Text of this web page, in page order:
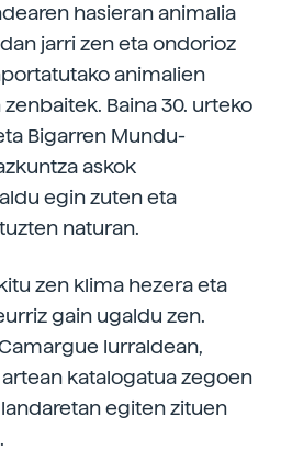
hasieran animalia
jarri zen eta ondorioz
animalien
Baina 30. urteko
Bigarren Mundu-
askok
egin zuten eta
naturan.
zen klima hezera eta
gain ugaldu zen.
lurraldean,
katalogatua zegoen
egiten zituen